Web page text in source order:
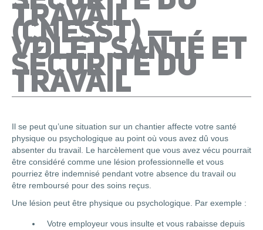
TRAVAIL
(CNESST) —
VOLET SANTÉ ET
SÉCURITÉ DU
TRAVAIL
Il se peut qu’une situation sur un chantier affecte votre santé
physique ou psychologique au point où vous avez dû vous
absenter du travail. Le harcèlement que vous avez vécu pourrait
être considéré comme une lésion professionnelle et vous
pourriez être indemnisé pendant votre absence du travail ou
être remboursé pour des soins reçus.
Une lésion peut être physique ou psychologique. Par exemple :
Votre employeur vous insulte et vous rabaisse depuis